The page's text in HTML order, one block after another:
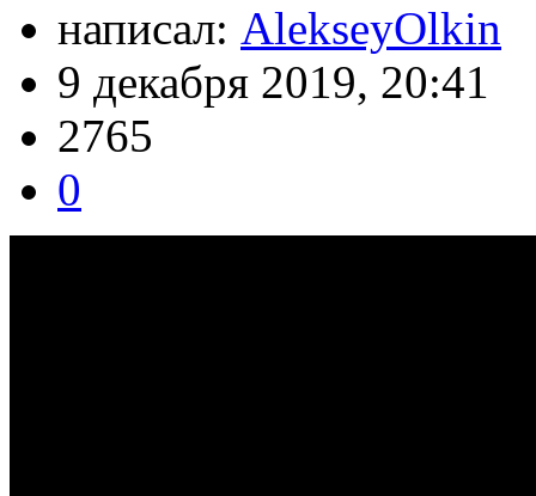
написал: AlekseyOlkin
9 декабря 2019, 20:41
2765
0